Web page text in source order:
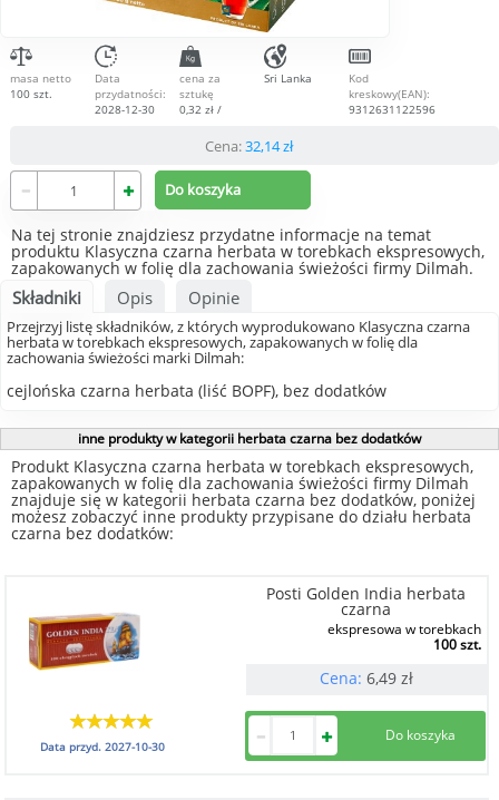
masa netto
100 szt.
Data
przydatności:
2028-12-30
cena za
sztukę
0,32 zł /
Sri Lanka
Kod
kreskowy(EAN):
9312631122596
Cena:32,14zł
Na tej stronie znajdziesz przydatne informacje na temat
produktu Klasyczna czarna herbata w torebkach ekspresowych,
zapakowanych w folię dla zachowania świeżości firmy Dilmah.
Składniki Opis Opinie
Przejrzyj listę składników, z których wyprodukowano Klasyczna czarna
herbata w torebkach ekspresowych, zapakowanych w folię dla
zachowania świeżości marki Dilmah:
cejlońska czarna herbata (liść BOPF), bez dodatków
inne produkty w kategorii herbata czarna bez dodatków
Produkt Klasyczna czarna herbata w torebkach ekspresowych,
zapakowanych w folię dla zachowania świeżości firmy Dilmah
znajduje się w kategorii herbata czarna bez dodatków, poniżej
możesz zobaczyć inne produkty przypisane do działu herbata
czarna bez dodatków:
Posti Golden India herbata
czarna
ekspresowa w torebkach
100 szt.
Cena: 6,49 zł
Data przyd.2027-10-30